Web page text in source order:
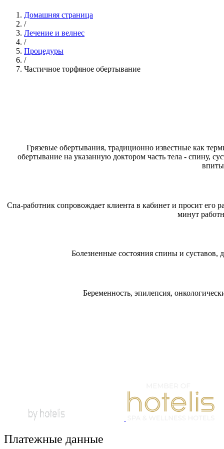
Домашняя страница
/
Лечение и велнес
/
Процедуры
/
Частичное торфяное обертывание
Грязевые обертывания, традиционно известные как
обертывание на указанную доктором часть тела - спину,
Спа-работник сопровождает клиента в кабинет и просит его
минут
Болезненные состояния спины и суставов,
Беременность, эпилепсия,
Платежные данные